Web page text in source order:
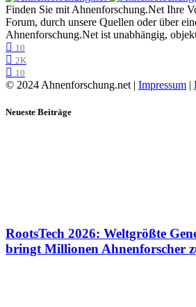
Finden Sie mit Ahnenforschung.Net Ihre
Forum, durch unsere Quellen oder über
Ahnenforschung.Net ist unabhängig,
10
2K
10
© 2024 Ahnenforschung.net | Impressum |
Neueste Beiträge
RootsTech 2026: Weltgrößte
bringt Millionen Ahnenforscher